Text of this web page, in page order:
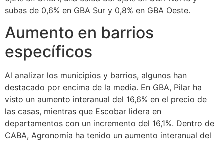
subas de 0,6% en GBA Sur y 0,8% en GBA Oeste.
Aumento en barrios
específicos
Al analizar los municipios y barrios, algunos han
destacado por encima de la media. En GBA, Pilar ha
visto un aumento interanual del 16,6% en el precio de
las casas, mientras que Escobar lidera en
departamentos con un incremento del 16,1%. Dentro de
CABA, Agronomía ha tenido un aumento interanual del